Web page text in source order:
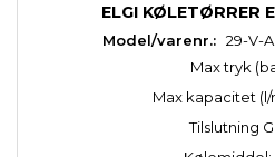
ELGI KØLETØRRER
Model/varenr.: 29-V-
Max tryk
Max kapacitet (l/
Tilslutning G: